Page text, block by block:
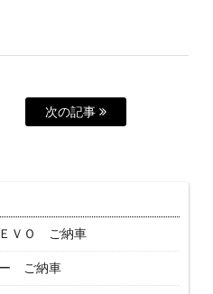
次の記事
ＶＯ ご納車
ご納車